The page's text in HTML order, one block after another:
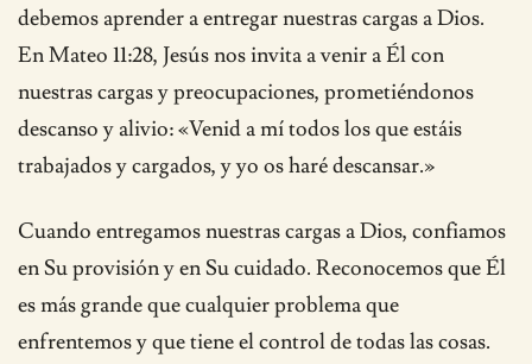
debemos aprender a entregar nuestras cargas a Dios.
En Mateo 11:28, Jesús nos invita a venir a Él con
nuestras cargas y preocupaciones, prometiéndonos
descanso y alivio: «Venid a mí todos los que estáis
trabajados y cargados, y yo os haré descansar.»
Cuando entregamos nuestras cargas a Dios, confiamos
en Su provisión y en Su cuidado. Reconocemos que Él
es más grande que cualquier problema que
enfrentemos y que tiene el control de todas las cosas.